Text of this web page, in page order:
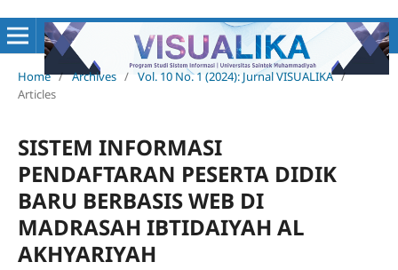
Home / Archives / Vol. 10 No. 1 (2024): Jurnal VISUALIKA /
Articles
SISTEM INFORMASI
PENDAFTARAN PESERTA DIDIK
BARU BERBASIS WEB DI
MADRASAH IBTIDAIYAH AL
AKHYARIYAH